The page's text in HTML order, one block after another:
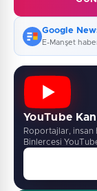
Google
E-Manşet
YouTube
Roportajlar, insan
Binlercesi